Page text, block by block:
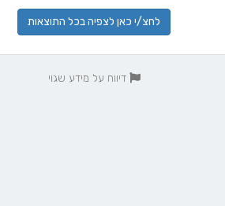
לחצ/י כאן לצפיה בכל התוצאות
דיווח על מידע שגוי